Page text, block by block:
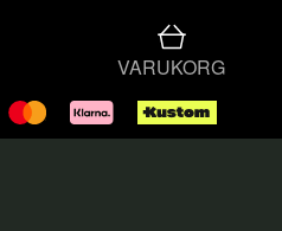
VARUKORG